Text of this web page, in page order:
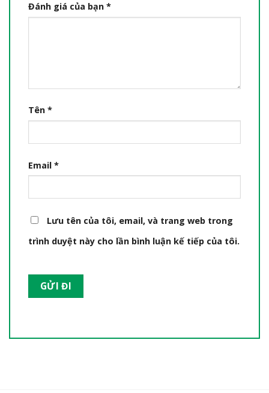
Đánh giá của bạn *
Tên *
Email *
Lưu tên của tôi, email, và trang web trong
trình duyệt này cho lần bình luận kế tiếp của tôi.